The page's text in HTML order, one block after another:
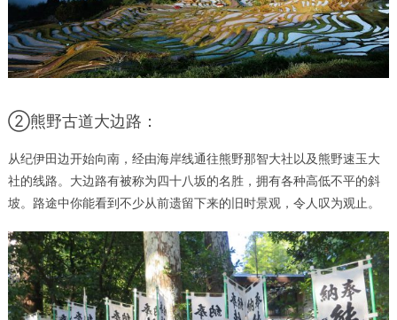
②熊野古道大边路：
从纪伊田边开始向南，经由海岸线通往熊野那智大社以及熊野速玉大
社的线路。大边路有被称为四十八坂的名胜，拥有各种高低不平的斜
坡。路途中你能看到不少从前遗留下来的旧时景观，令人叹为观止。